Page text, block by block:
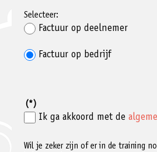
Selecteer:
Factuur op deelnemer
Factuur op bedrijf
(*)
Ik ga akkoord met de
Wil je zeker zijn of er in de training